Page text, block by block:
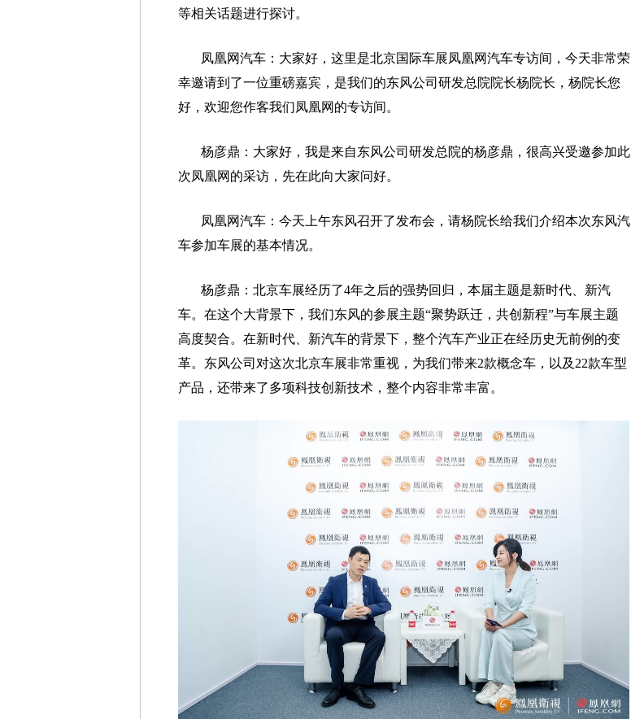
等相关话题进行探讨。
凤凰网汽车：大家好，这里是北京国际车展凤凰网汽车专访间，今天非常荣
幸邀请到了一位重磅嘉宾，是我们的东风公司研发总院院长杨院长，杨院长您
好，欢迎您作客我们凤凰网的专访间。
杨彦鼎：大家好，我是来自东风公司研发总院的杨彦鼎，很高兴受邀参加此
次凤凰网的采访，先在此向大家问好。
凤凰网汽车：今天上午东风召开了发布会，请杨院长给我们介绍本次东风汽
车参加车展的基本情况。
杨彦鼎：北京车展经历了4年之后的强势回归，本届主题是新时代、新汽
车。在这个大背景下，我们东风的参展主题“聚势跃迁，共创新程”与车展主题
高度契合。在新时代、新汽车的背景下，整个汽车产业正在经历史无前例的变
革。东风公司对这次北京车展非常重视，为我们带来2款概念车，以及22款车型
产品，还带来了多项科技创新技术，整个内容非常丰富。